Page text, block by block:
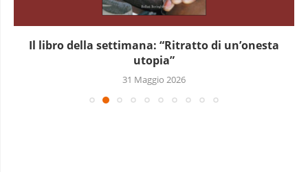
Il libro della settimana: “Ritratto di un’onesta
utopia”
31 Maggio 2026